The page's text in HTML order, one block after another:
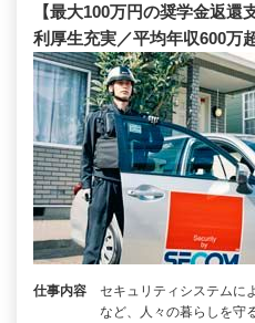
【最大100万円の奨学金返
利厚生充実／平均年収600万
仕事内容
セキュリティシステムに
など、人々の暮らしを守